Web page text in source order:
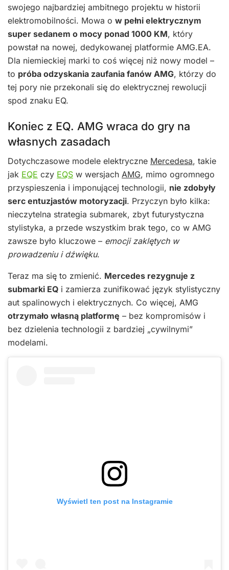
swojego najbardziej ambitnego projektu w historii
elektromobilności. Mowa o w pełni elektrycznym
super sedanem o mocy ponad 1000 KM, który
powstał na nowej, dedykowanej platformie AMG.EA.
Dla niemieckiej marki to coś więcej niż nowy model –
to próba odzyskania zaufania fanów AMG, którzy do
tej pory nie przekonali się do elektrycznej rewolucji
spod znaku EQ.
Koniec z EQ. AMG wraca do gry na
własnych zasadach
Dotychczasowe modele elektryczne Mercedesa, takie
jak EQE czy EQS w wersjach AMG, mimo ogromnego
przyspieszenia i imponującej technologii, nie zdobyły
serc entuzjastów motoryzacji. Przyczyn było kilka:
nieczytelna strategia submarek, zbyt futurystyczna
stylistyka, a przede wszystkim brak tego, co w AMG
zawsze było kluczowe – emocji zaklętych w
prowadzeniu i dźwięku.
Teraz ma się to zmienić. Mercedes rezygnuje z
submarki EQ i zamierza zunifikować język stylistyczny
aut spalinowych i elektrycznych. Co więcej, AMG
otrzymało własną platformę – bez kompromisów i
bez dzielenia technologii z bardziej „cywilnymi”
modelami.
Wyświetl ten post na Instagramie